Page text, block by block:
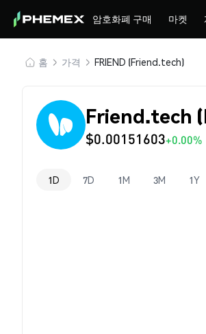
암호화폐 구매 마켓
홈 가격 FRIEND (Friend.tech)
Friend.tech
$0.00151603+0.00%
1D 7D 1M 3M 1Y